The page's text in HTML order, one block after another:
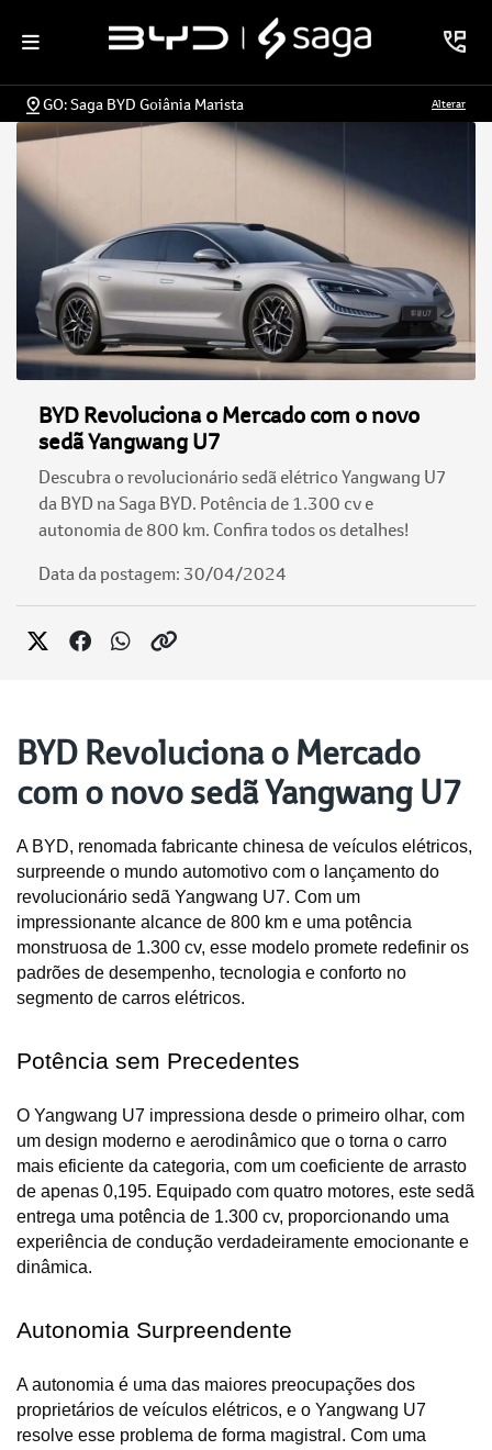
GO: Saga BYD Goiânia Marista Alterar
BYD Revoluciona o Mercado com o novo
sedã Yangwang U7
Descubra o revolucionário sedã elétrico Yangwang U7
da BYD na Saga BYD. Potência de 1.300 cv e
autonomia de 800 km. Confira todos os detalhes!
Data da postagem: 30/04/2024
BYD Revoluciona o Mercado
com o novo sedã Yangwang U7
A BYD, renomada fabricante chinesa de veículos elétricos,
surpreende o mundo automotivo com o lançamento do
revolucionário sedã Yangwang U7. Com um
impressionante alcance de 800 km e uma potência
monstruosa de 1.300 cv, esse modelo promete redefinir os
padrões de desempenho, tecnologia e conforto no
segmento de carros elétricos.
Potência sem Precedentes
O Yangwang U7 impressiona desde o primeiro olhar, com
um design moderno e aerodinâmico que o torna o carro
mais eficiente da categoria, com um coeficiente de arrasto
de apenas 0,195. Equipado com quatro motores, este sedã
entrega uma potência de 1.300 cv, proporcionando uma
experiência de condução verdadeiramente emocionante e
dinâmica.
Autonomia Surpreendente
A autonomia é uma das maiores preocupações dos
proprietários de veículos elétricos, e o Yangwang U7
resolve esse problema de forma magistral. Com uma